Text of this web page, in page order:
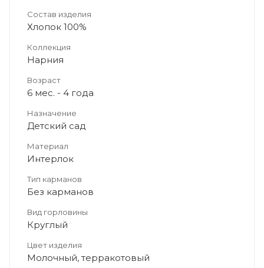
Состав изделия
Хлопок 100%
Коллекция
Нарния
Возраст
6 мес. - 4 года
Назначение
Детский сад
Материал
Интерлок
Тип карманов
Без карманов
Вид горловины
Круглый
Цвет изделия
Молочный, терракотовый